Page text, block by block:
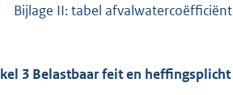
Bijlage II: tabel
3 Belastbaar feit en heffingsplicht